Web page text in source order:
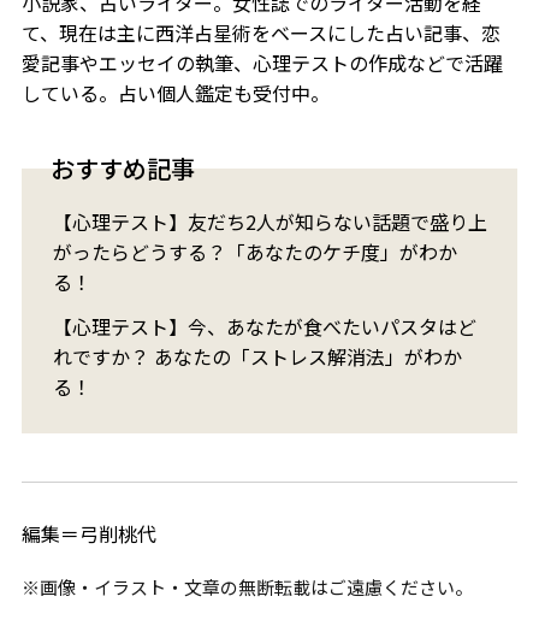
て、現在は主に西洋占星術をベースにした占い記事、恋
愛記事やエッセイの執筆、心理テストの作成などで活躍
している。占い個人鑑定も受付中。
おすすめ記事
【心理テスト】友だち2人が知らない話題で盛り上
がったらどうする？「あなたのケチ度」がわか
る！
【心理テスト】今、あなたが食べたいパスタはど
れですか？ あなたの「ストレス解消法」がわか
る！
編集＝弓削桃代
※画像・イラスト・文章の無断転載はご遠慮ください。